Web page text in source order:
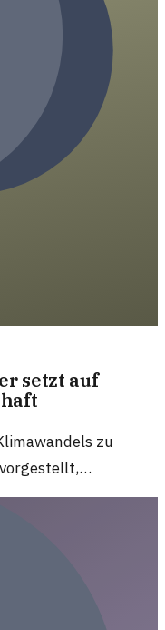
setzt auf
zu
zu
Lösungen